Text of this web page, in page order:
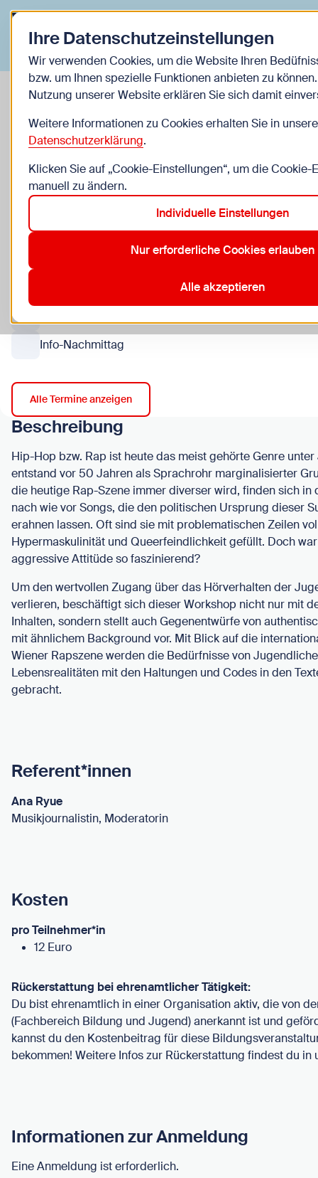
Zurück zur Startseite
Veranstaltungen
Rap als Sprachrohr
Di, 29.9., 13:00–16:00
WIENXTRA-Institut für Freizeitpädagogik:
Info-Nachmittag
Alle Termine anzeigen
Beschreibung
Hip-Hop bzw. Rap ist heute das meist gehörte Genre
entstand vor 50 Jahren als Sprachrohr marginalisierter
die heutige Rap-Szene immer diverser wird, finden sich in
nach wie vor Songs, die den politischen Ursprung dieser
erahnen lassen. Oft sind sie mit problematischen Zeilen
Hypermaskulinität und Queerfeindlichkeit gefüllt. Doch
aggressive Attitüde so faszinierend?
Um den wertvollen Zugang über das Hörverhalten der
verlieren, beschäftigt sich dieser Workshop nicht nur mit
Inhalten, sondern stellt auch Gegenentwürfe von
mit ähnlichem Background vor. Mit Blick auf die
Wiener Rapszene werden die Bedürfnisse von
Lebensrealitäten mit den Haltungen und Codes in den
gebracht.
Referent*innen
Ana Ryue
Musikjournalistin, Moderatorin
Kosten
pro Teilnehmer*in
12 Euro
Rückerstattung bei ehrenamtlicher Tätigkeit:
Du bist ehrenamtlich in einer Organisation aktiv, die von
(Fachbereich Bildung und Jugend) anerkannt ist und
kannst du den Kostenbeitrag für diese
bekommen! Weitere Infos zur Rückerstattung findest du in
Informationen zur Anmeldung
Eine Anmeldung ist erforderlich.
Ihre Datenschutzeinstellungen
Wir verwenden Cookies, um die Website Ihren
bzw. um Ihnen spezielle Funktionen anbieten zu
Nutzung unserer Website erklären Sie sich damit
Weitere Informationen zu Cookies erhalten Sie in
Datenschutzerklärung.
Klicken Sie auf „Cookie-Einstellungen“, um die Cookie-
manuell zu ändern.
Individuelle Einstellungen
Nur erforderliche Cookies erlauben
Alle akzeptieren